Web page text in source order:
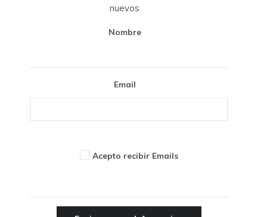
nuevos
Nombre
Email
Acepto recibir Emails